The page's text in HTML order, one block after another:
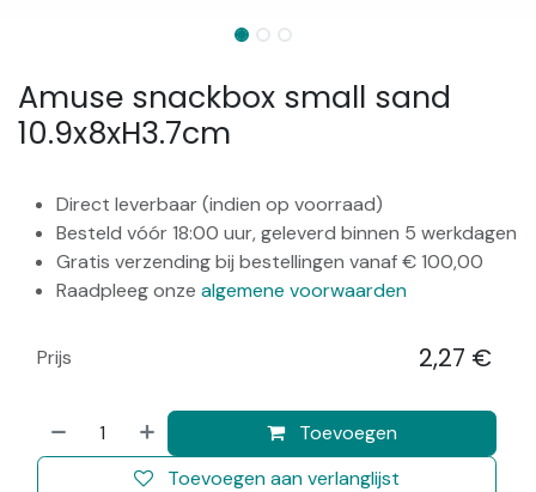
Amuse snackbox small sand
10.9x8xH3.7cm
Direct leverbaar (indien op voorraad)
Besteld vóór 18:00 uur, geleverd binnen 5 werkdagen
Gratis verzending bij bestellingen vanaf € 100,00
Raadpleeg onze algemene voorwaarden
Toevoegen
Toevoegen aan verlanglijst
Prijs 2,27 €